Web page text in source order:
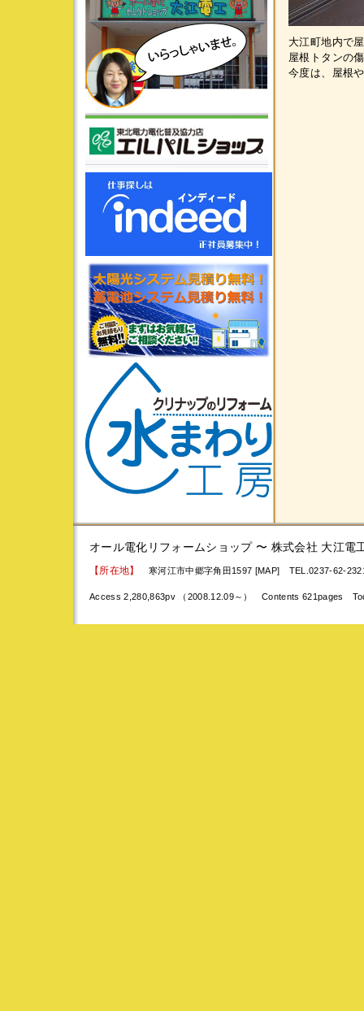
大江町地内で
屋根トタンの
今度は、屋根
オール電化リフォームショップ 〜 株式会社 大江電
【所在地】 寒河江市中郷字角田1597 [MAP] TEL.0237-62-
Access 2,280,863pv （2008.12.09～） Contents 621pages